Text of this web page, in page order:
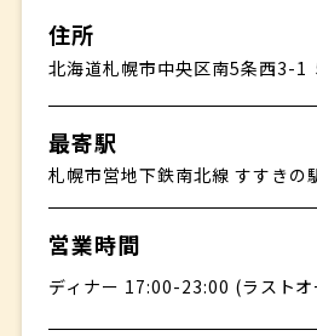
住所
北海道札幌市中央区南5条西3-1
最寄駅
札幌市営地下鉄南北線 すすきの
営業時間
ディナー 17:00-23:00 (ラスト